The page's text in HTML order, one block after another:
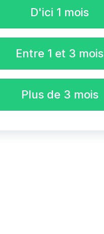
D'ici 1 mois
Entre 1 et 3 mois
Plus de 3 mois